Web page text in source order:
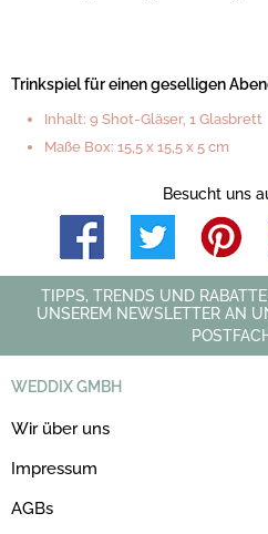
Trinkspiel für einen geselligen
Inhalt: 9 Shot-Gläser, 1 Glasbrett
Maße Box: 15,5 x 15,5 x 5 cm
Besucht uns
TIPPS, TRENDS UND
UNSEREM NEWSLETTER AN
WEDDIX GMBH
Wir über uns
Impressum
AGBs